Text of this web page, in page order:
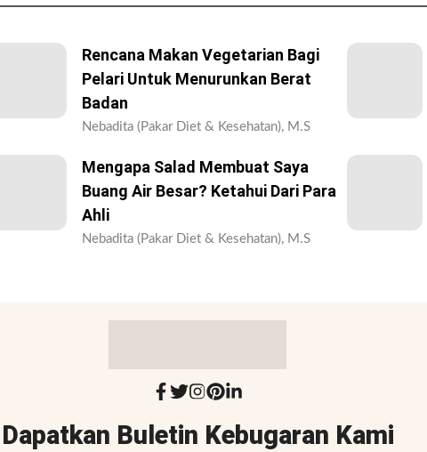
Rencana Makan Vegetarian Bagi
Pelari Untuk Menurunkan Berat
Badan
Nebadita (Pakar Diet & Kesehatan), M.S
Mengapa Salad Membuat Saya
Buang Air Besar? Ketahui Dari Para
Ahli
Nebadita (Pakar Diet & Kesehatan), M.S
Dapatkan Buletin Kebugaran Kami